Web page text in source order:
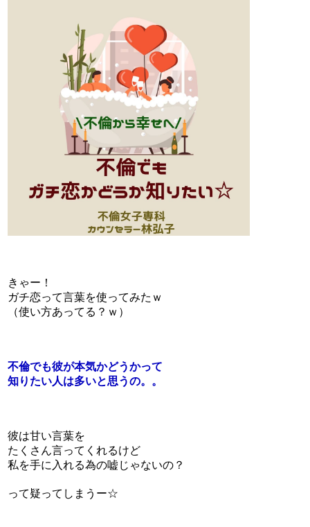
きゃー！
ガチ恋って言葉を使ってみたｗ
（使い方あってる？ｗ）
不倫でも彼が本気かどうかって
知りたい人は多いと思うの。。
彼は甘い言葉を
たくさん言ってくれるけど
私を手に入れる為の嘘じゃないの？
って疑ってしまうー☆